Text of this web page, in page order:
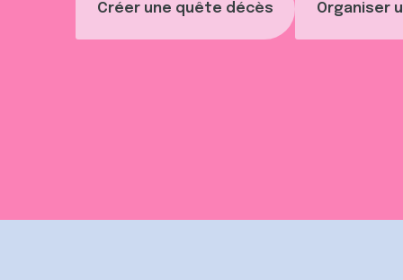
Créer une quête décès Organiser